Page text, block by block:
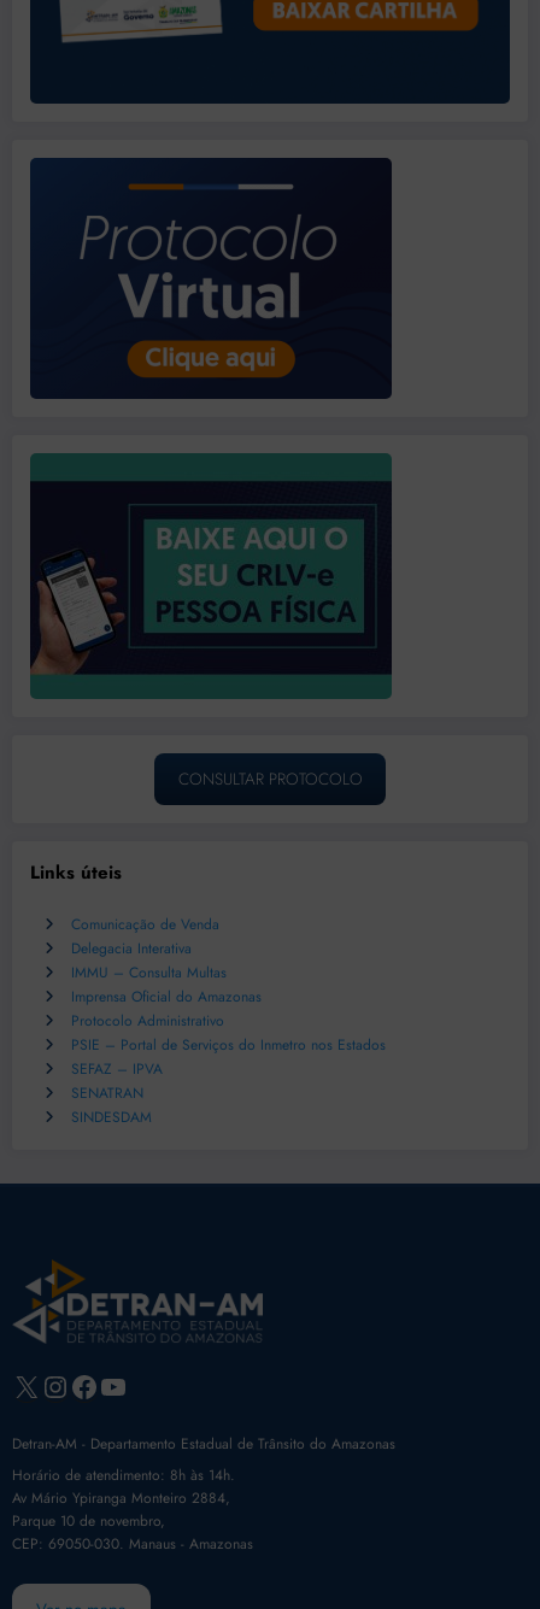
CONSULTAR PROTOCOLO
Links úteis
Comunicação de Venda
Delegacia Interativa
IMMU – Consulta Multas
Imprensa Oficial do Amazonas
Protocolo Administrativo
PSIE – Portal de Serviços do Inmetro nos Estados
SEFAZ – IPVA
SENATRAN
SINDESDAM
X Instagram
Facebook
Youtube
Detran-AM - Departamento Estadual de Trânsito do Amazonas
Horário de atendimento: 8h às 14h.
Av Mário Ypiranga Monteiro 2884,
Parque 10 de novembro,
CEP: 69050-030. Manaus - Amazonas